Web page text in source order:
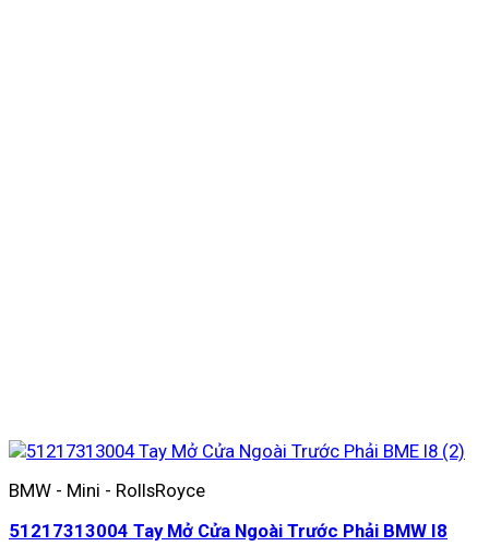
BMW - Mini - RollsRoyce
51217313004 Tay Mở Cửa Ngoài Trước Phải BMW I8